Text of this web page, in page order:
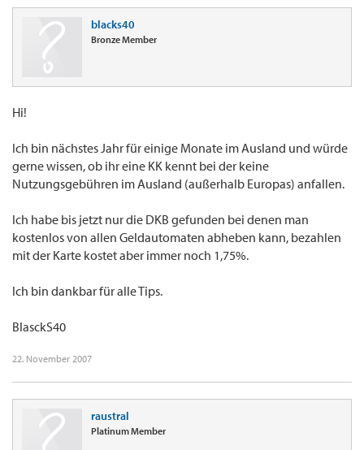
blacks40
Bronze Member
Hi!
Ich bin nächstes Jahr für einige Monate im Ausland und würde
gerne wissen, ob ihr eine KK kennt bei der keine
Nutzungsgebühren im Ausland (außerhalb Europas) anfallen.
Ich habe bis jetzt nur die DKB gefunden bei denen man
kostenlos von allen Geldautomaten abheben kann, bezahlen
mit der Karte kostet aber immer noch 1,75%.
Ich bin dankbar für alle Tips.
BlasckS40
22. November 2007
raustral
Platinum Member